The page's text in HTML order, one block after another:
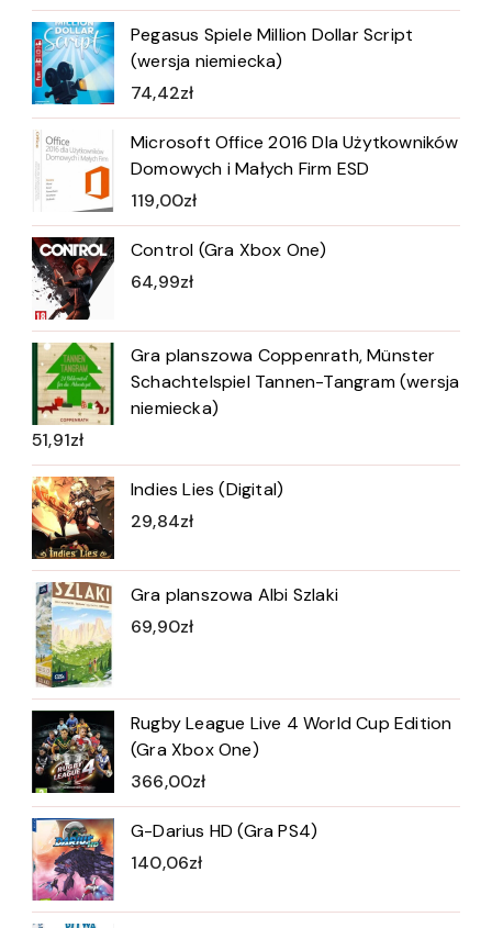
Pegasus Spiele Million Dollar Script
(wersja niemiecka)
74,42zł
Microsoft Office 2016 Dla Użytkowników
Domowych i Małych Firm ESD
119,00zł
Control (Gra Xbox One)
64,99zł
Gra planszowa Coppenrath, Münster
Schachtelspiel Tannen-Tangram (wersja
niemiecka)
51,91zł
Indies Lies (Digital)
29,84zł
Gra planszowa Albi Szlaki
69,90zł
Rugby League Live 4 World Cup Edition
(Gra Xbox One)
366,00zł
G-Darius HD (Gra PS4)
140,06zł